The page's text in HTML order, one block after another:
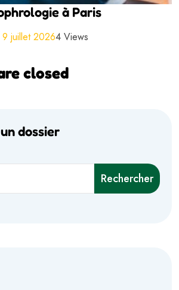
à Paris
9 juillet 20264 Views
closed
dossier
Rechercher